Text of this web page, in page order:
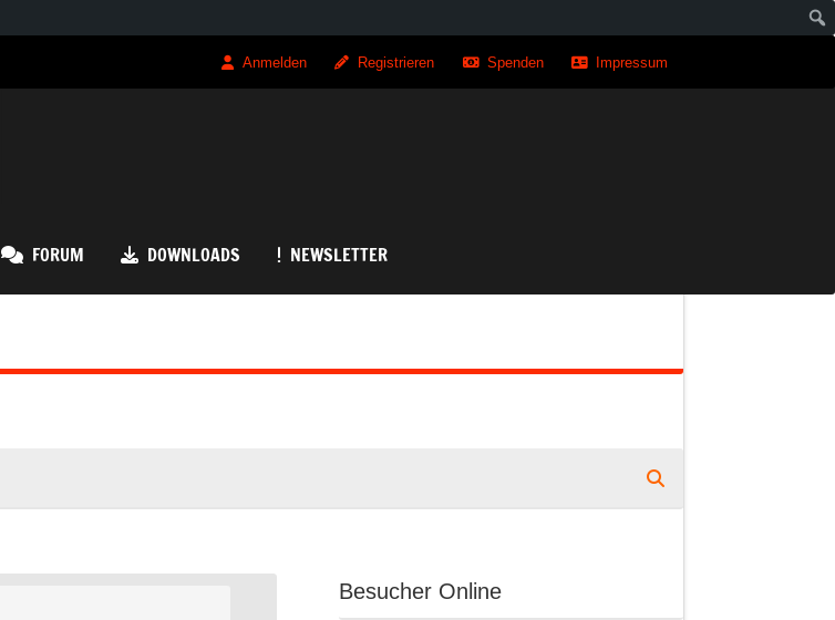
Anmelden Registrieren Spenden Impressum
QRK Registrierkasse
FORUM DOWNLOADS NEWSLETTER
Besucher Online